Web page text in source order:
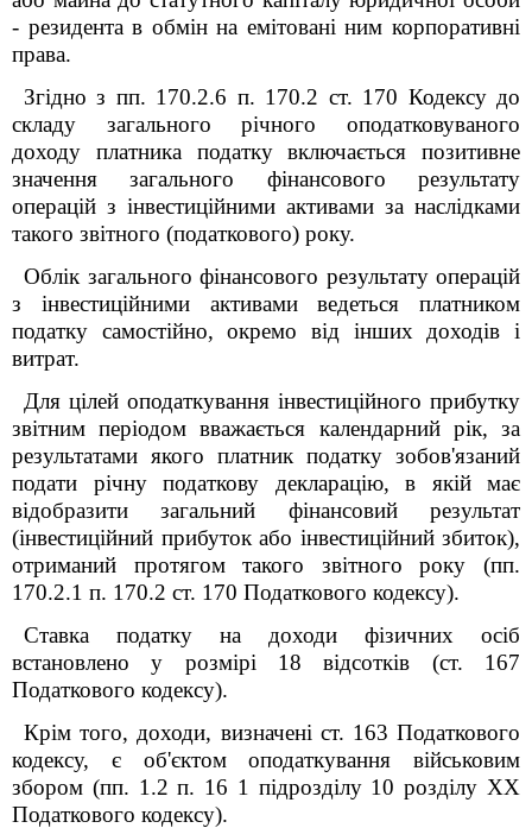
- резидента в обмін на емітовані ним корпоративні
права.
Згідно з пп. 170.2.6 п. 170.2 ст. 170 Кодексу до
складу загального річного оподатковуваного
доходу платника податку включається позитивне
значення загального фінансового результату
операцій з інвестиційними активами за наслідками
такого звітного (податкового) року.
Облік загального фінансового результату операцій
з інвестиційними активами ведеться платником
податку самостійно, окремо від інших доходів і
витрат.
Для цілей оподаткування інвестиційного прибутку
звітним періодом вважається календарний рік, за
результатами якого платник податку зобов'язаний
подати річну податкову декларацію, в якій має
відобразити загальний фінансовий результат
(інвестиційний прибуток або інвестиційний збиток),
отриманий протягом такого звітного року (пп.
170.2.1 п. 170.2 ст. 170 Податкового кодексу).
Ставка податку на доходи фізичних осіб
встановлено у розмірі 18 відсотків (ст. 167
Податкового кодексу).
Крім того, доходи, визначені ст. 163 Податкового
кодексу, є об'єктом оподаткування військовим
збором (пп. 1.2 п. 16 1 підрозділу 10 розділу XX
Податкового кодексу).